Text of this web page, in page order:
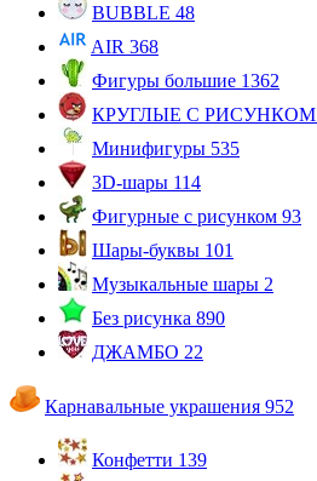
BUBBLE 48
AIR 368
Фигуры большие 1362
КРУГЛЫЕ С РИСУНКОМ
Минифигуры 535
3D-шары 114
Фигурные с рисунком 93
Шары-буквы 101
Музыкальные шары 2
Без рисунка 890
ДЖАМБО 22
Карнавальные украшения 952
Конфетти 139